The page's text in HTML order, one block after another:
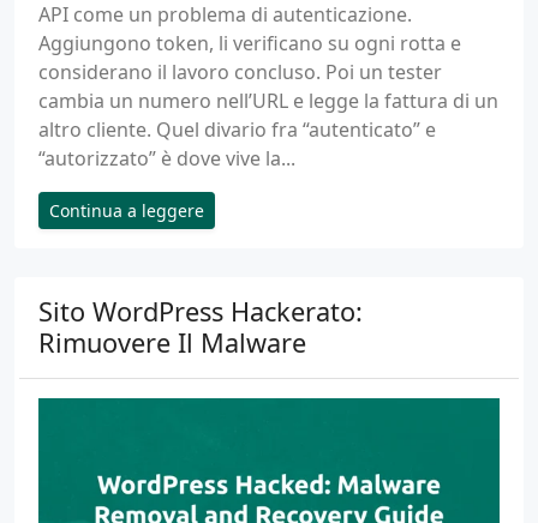
API come un problema di autenticazione.
Aggiungono token, li verificano su ogni rotta e
considerano il lavoro concluso. Poi un tester
cambia un numero nell’URL e legge la fattura di un
altro cliente. Quel divario fra “autenticato” e
“autorizzato” è dove vive la...
Continua a leggere
Sito WordPress Hackerato:
Rimuovere Il Malware